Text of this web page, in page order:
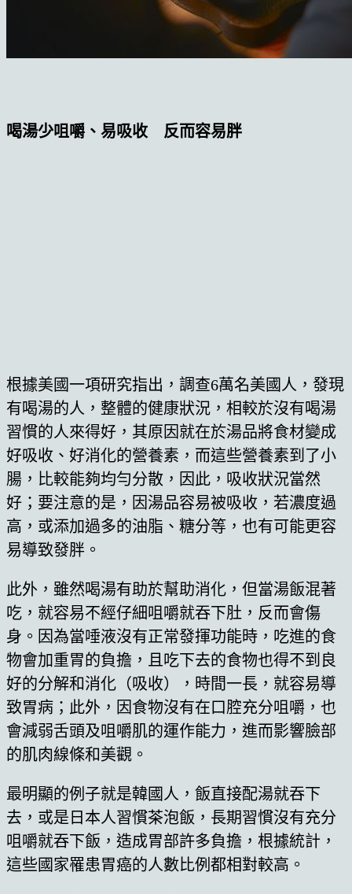
喝湯少咀嚼、易吸收 反而容易胖
根據美國一項研究指出，調查6萬名美國人，發現
有喝湯的人，整體的健康狀況，相較於沒有喝湯
習慣的人來得好，其原因就在於湯品將食材變成
好吸收、好消化的營養素，而這些營養素到了小
腸，比較能夠均勻分散，因此，吸收狀況當然
好；要注意的是，因湯品容易被吸收，若濃度過
高，或添加過多的油脂、糖分等，也有可能更容
易導致發胖。
此外，雖然喝湯有助於幫助消化，但當湯飯混著
吃，就容易不經仔細咀嚼就吞下肚，反而會傷
身。因為當唾液沒有正常發揮功能時，吃進的食
物會加重胃的負擔，且吃下去的食物也得不到良
好的分解和消化（吸收），時間一長，就容易導
致胃病；此外，因食物沒有在口腔充分咀嚼，也
會減弱舌頭及咀嚼肌的運作能力，進而影響臉部
的肌肉線條和美觀。
最明顯的例子就是韓國人，飯直接配湯就吞下
去，或是日本人習慣茶泡飯，長期習慣沒有充分
咀嚼就吞下飯，造成胃部許多負擔，根據統計，
這些國家罹患胃癌的人數比例都相對較高。